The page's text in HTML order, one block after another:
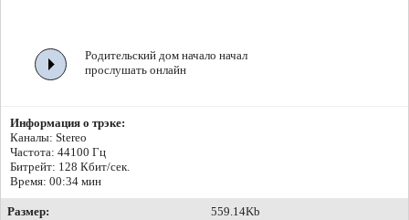
Родительский дом начало начал
прослушать онлайн
Информация о трэке:
Каналы: Stereo
Частота: 44100 Гц
Битрейт: 128 Кбит/сек.
Время: 00:34 мин
Размер:
559.14Kb